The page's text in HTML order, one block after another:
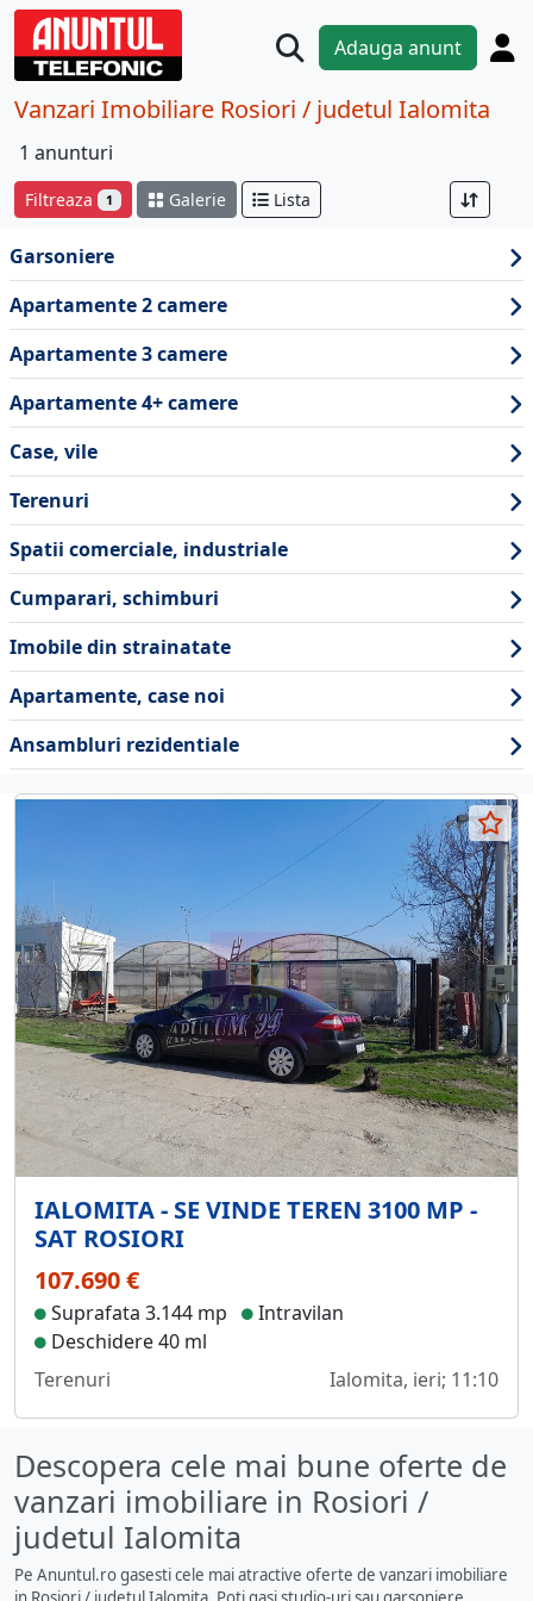
Adauga anunt
Vanzari Imobiliare Rosiori / judetul Ialomita
1 anunturi
Filtreaza 1 Galerie Lista
Garsoniere
Apartamente 2 camere
Apartamente 3 camere
Apartamente 4+ camere
Case, vile
Terenuri
Spatii comerciale, industriale
Cumparari, schimburi
Imobile din strainatate
Apartamente, case noi
Ansambluri rezidentiale
IALOMITA - SE VINDE TEREN 3100 MP -
SAT ROSIORI
107.690 €
Suprafata 3.144 mp
Intravilan
Deschidere 40 ml
Terenuri
Ialomita, ieri; 11:10
Descopera cele mai bune oferte de
vanzari imobiliare in Rosiori /
judetul Ialomita
Pe Anuntul.ro gasesti cele mai atractive oferte de vanzari imobiliare